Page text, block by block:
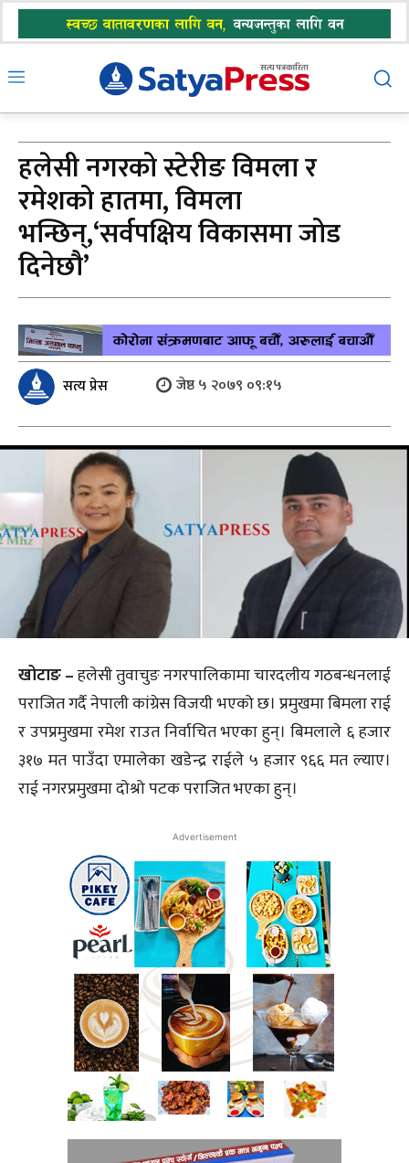
हलेसी नगरको स्टेरीङ विमला र
रमेशको हातमा, विमला
भन्छिन्,‘सर्वपक्षिय विकासमा जोड
दिनेछौ’
सत्य प्रेस जेष्ठ ५ २०७९ ०९:१५
खोटाङ –हलेसी तुवाचुङ नगरपालिकामा चारदलीय गठबन्धनलाई
पराजित गर्दै नेपाली कांग्रेस विजयी भएको छ। प्रमुखमा बिमला राई
र उपप्रमुखमा रमेश राउत निर्वाचित भएका हुन्। बिमलाले ६ हजार
३१७ मत पाउँदा एमालेका खडेन्द्र राईले ५ हजार ९६६ मत ल्याए।
राई नगरप्रमुखमा दोश्रो पटक पराजित भएका हुन्।
Advertisement